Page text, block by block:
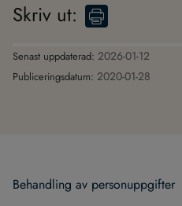
Skriv ut:
Senast uppdaterad: 2026-01-12
Publiceringsdatum: 2020-01-28
Behand­ling av per­son­upp­gif­ter